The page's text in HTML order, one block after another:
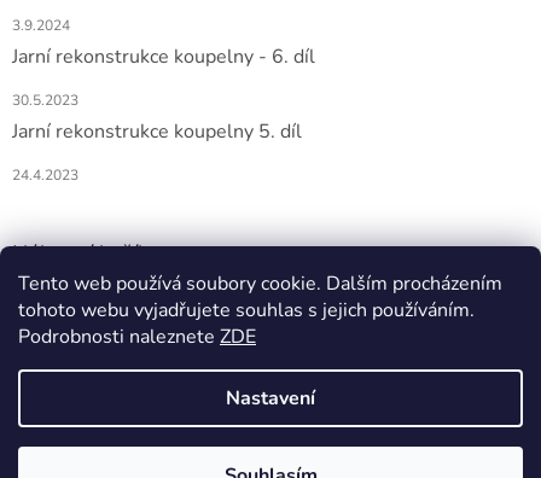
Tento web používá soubory cookie. Dalším procházením
tohoto webu vyjadřujete souhlas s jejich používáním.
Podrobnosti naleznete ZDE
Nastavení
3.9.2024
Jarní rekonstrukce koupelny - 6. díl
30.5.2023
Jarní rekonstrukce koupelny 5. díl
24.4.2023
Nákupní košík
0KS /0 KČ
Vytvořil Shoptet